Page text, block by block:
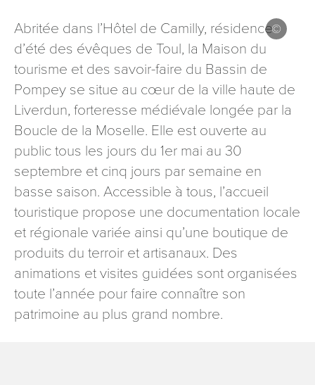
Abritée dans l’Hôtel de Camilly, résidence
d’été des évêques de Toul, la Maison du
tourisme et des savoir-faire du Bassin de
Pompey se situe au cœur de la ville haute de
Liverdun, forteresse médiévale longée par la
Boucle de la Moselle. Elle est ouverte au
public tous les jours du 1er mai au 30
septembre et cinq jours par semaine en
basse saison. Accessible à tous, l’accueil
touristique propose une documentation locale
et régionale variée ainsi qu’une boutique de
produits du terroir et artisanaux. Des
animations et visites guidées sont organisées
toute l’année pour faire connaître son
patrimoine au plus grand nombre.
l’adresse suivante : Meurthe & Moselle Tourisme - 48
esplanade Jacques-Baudot CO 90019 54035 NANCY
reCAPTCHA